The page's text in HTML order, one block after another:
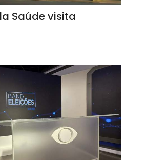
Saúde visita